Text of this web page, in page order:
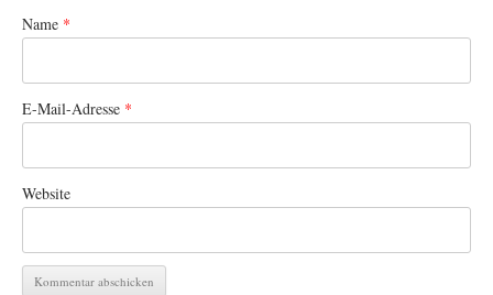
Name *
E-Mail-Adresse *
Website